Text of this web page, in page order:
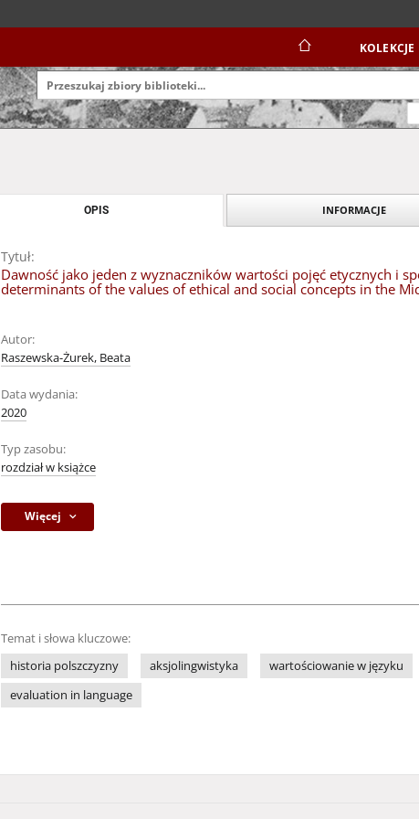
KOLEKCJE
OPIS INFORMACJE
Tytuł:
Dawność jako jeden z wyznaczników wartości pojęć etycznych i
determinants of the values of ethical and social concepts in the
Autor:
Raszewska-Żurek, Beata
Data wydania:
2020
Typ zasobu:
rozdział w książce
Więcej
Temat i słowa kluczowe:
historia polszczyzny
aksjolingwistyka wartościowanie w języku
evaluation in language